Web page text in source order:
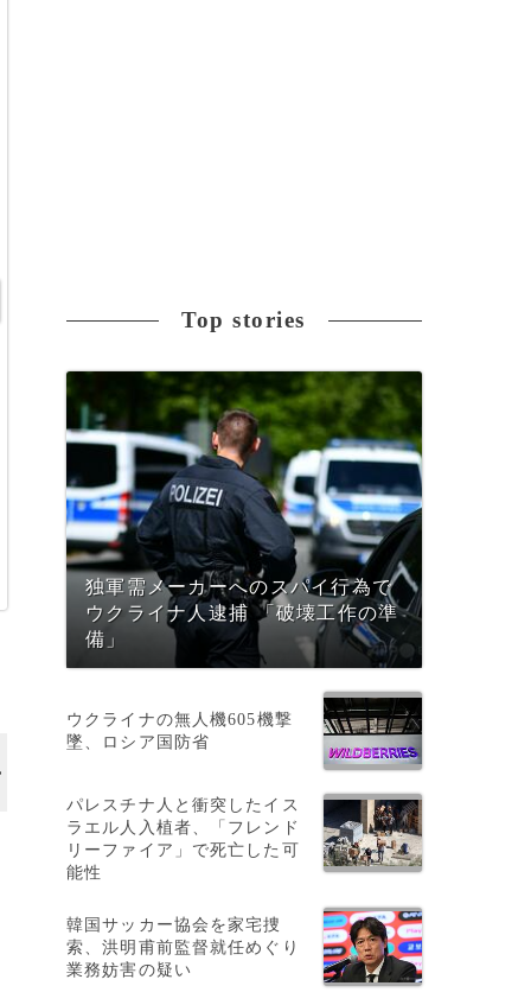
Top stories
独軍需メーカーへのスパイ行為で
ウクライナ人逮捕 「破壊工作の準
備」
ウクライナの無人機605機撃
墜、ロシア国防省
パレスチナ人と衝突したイス
ラエル人入植者、「フレンド
リーファイア」で死亡した可
能性
韓国サッカー協会を家宅捜
索、洪明甫前監督就任めぐり
業務妨害の疑い